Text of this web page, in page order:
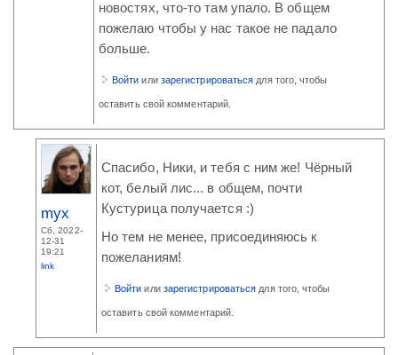
новостях, что-то там упало. В общем
пожелаю чтобы у нас такое не падало
больше.
Войти или зарегистрироваться для того, чтобы
оставить свой комментарий.
myx
Сб, 2022-
12-31
19:21
link
Спасибо, Ники, и тебя с ним же! Чёрный
кот, белый лис... в общем, почти
Кустурица получается :)
Но тем не менее, присоединяюсь к
пожеланиям!
Войти или зарегистрироваться для того, чтобы
оставить свой комментарий.